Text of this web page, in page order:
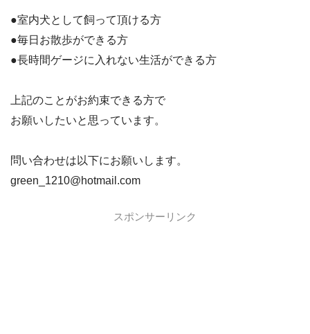
●室内犬として飼って頂ける方
●毎日お散歩ができる方
●長時間ゲージに入れない生活ができる方
上記のことがお約束できる方で
お願いしたいと思っています。
問い合わせは以下にお願いします。
green_1210@hotmail.com
スポンサーリンク